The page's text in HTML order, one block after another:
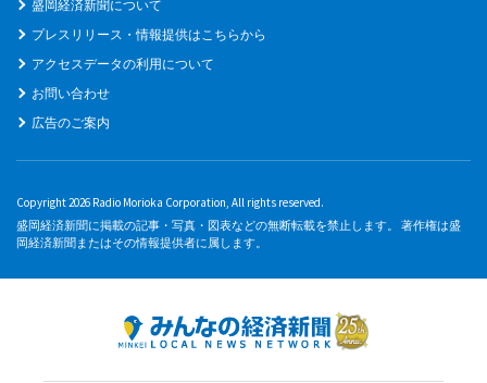
盛岡経済新聞について
プレスリリース・情報提供はこちらから
アクセスデータの利用について
お問い合わせ
広告のご案内
Copyright 2026 Radio Morioka Corporation, All rights reserved.
盛岡経済新聞に掲載の記事・写真・図表などの無断転載を禁止します。 著作権は盛
岡経済新聞またはその情報提供者に属します。